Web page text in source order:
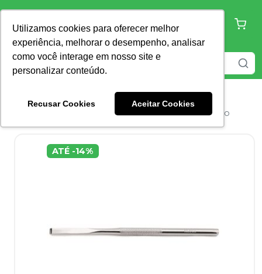
Utilizamos cookies para oferecer melhor
experiência, melhorar o desempenho, analisar
como você interage em nosso site e
personalizar conteúdo.
Recusar Cookies Aceitar Cookies
Cinzel Cinzel Cirúrgico
ATÉ -14%